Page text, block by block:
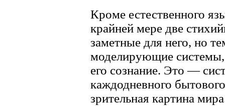
Кроме естественного
крайней мере две
заметные для него, но
моделирующие
его сознание. Это —
каждодневного
зрительная картина